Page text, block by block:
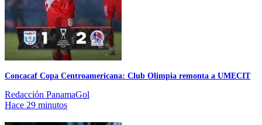
Concacaf Copa Centroamericana: Club Olimpia remonta a UMECIT
Redacción PanamaGol
Hace 29 minutos